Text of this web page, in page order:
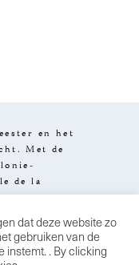
en het
Met de
de la
van
dat deze website zo
gebruiken van de
instemt. . By clicking